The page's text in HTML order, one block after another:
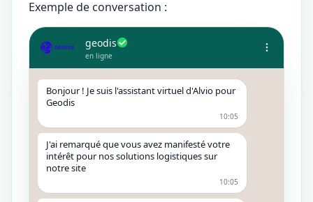
Exemple de conversation :
geodis
en ligne
Bonjour ! Je suis l'assistant virtuel d'Alvio pour
Geodis
10:05
J'ai remarqué que vous avez manifesté votre
intérêt pour nos solutions logistiques sur
notre site
10:05